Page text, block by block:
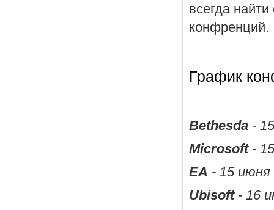
всегда
конфренций.
График
Bethesda-
Microsoft-
EA - 15 июня
Ubisoft- 16